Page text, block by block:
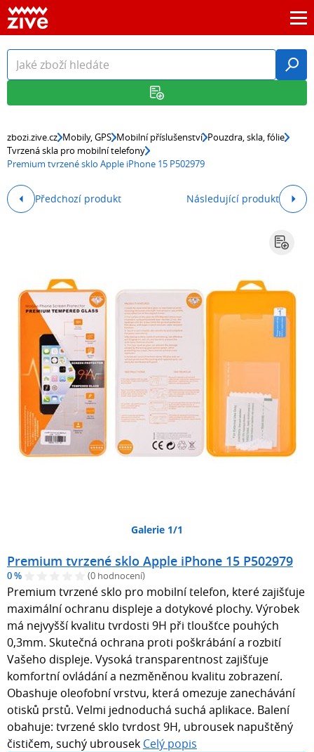
zbozi.zive.cz Mobily, GPS Mobilní příslušenství Pouzdra, skla, fólie
Tvrzená skla pro mobilní telefony
Premium tvrzené sklo Apple iPhone 15 P502979
Předchozí produkt Následující produkt
Galerie 1/1
Premium tvrzené sklo Apple iPhone 15 P502979
0 % (0 hodnocení)
Premium tvrzené sklo pro mobilní telefon, které zajišťuje
maximální ochranu displeje a dotykové plochy. Výrobek
má nejvyšší kvalitu tvrdosti 9H při tloušťce pouhých
0,3mm. Skutečná ochrana proti poškrábání a rozbití
Vašeho displeje. Vysoká transparentnost zajišťuje
komfortní ovládání a nezměněnou kvalitu zobrazení.
Obashuje oleofobní vrstvu, která omezuje zanechávání
otisků prstů. Velmi jednoduchá suchá aplikace. Balení
obahuje: tvrzené sklo tvrdost 9H, ubrousek napuštěný
čističem, suchý ubrousek Celý popis